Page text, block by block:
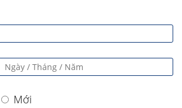
Mới